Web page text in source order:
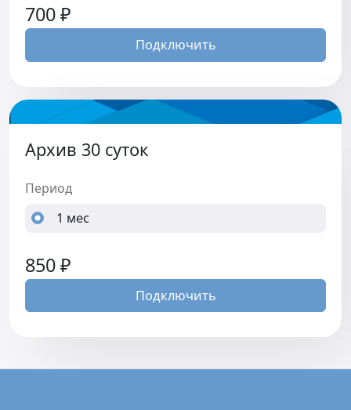
700₽
Подключить
Архив 30 суток
Период
1 мес
850₽
Подключить